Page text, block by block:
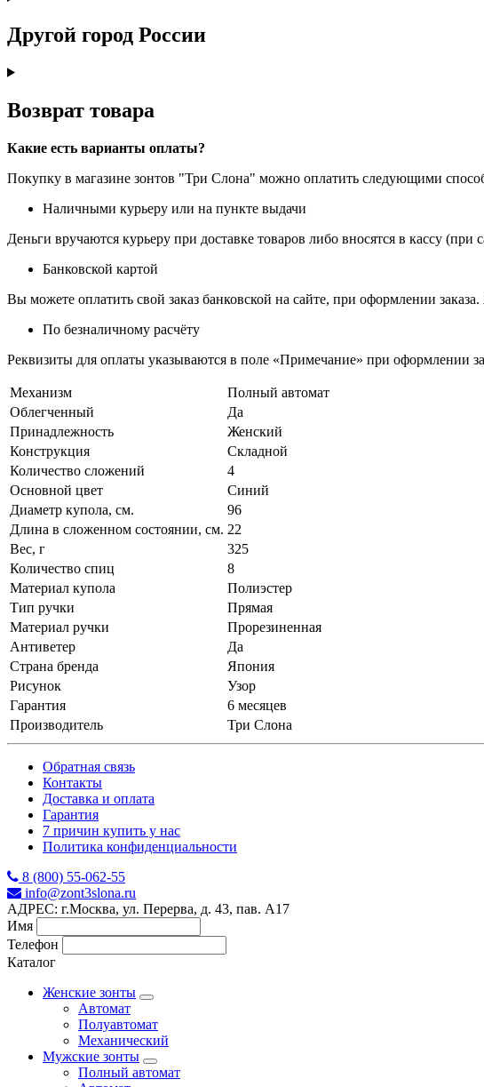
Другой город России
Возврат товара
Какие есть варианты оплаты?
Покупку в магазине зонтов "Три Слона" можно оплатить следующими
Наличными курьеру или на пункте выдачи
Деньги вручаются курьеру при доставке товаров либо вносятся в кассу (при
Банковской картой
Вы можете оплатить свой заказ банковской на сайте, при оформлении
По безналичному расчёту
Реквизиты для оплаты указываются в поле «Примечание» при оформлении
Механизм
Полный автомат
Облегченный
Да
Принадлежность
Женский
Конструкция
Складной
Количество сложений
4
Основной цвет
Синий
Диаметр купола, см.
96
Длина в сложенном состоянии, см. 22
Вес, г
325
Количество спиц
8
Материал купола
Полиэстер
Тип ручки
Прямая
Материал ручки
Прорезиненная
Антиветер
Да
Страна бренда
Япония
Рисунок
Узор
Гарантия
6 месяцев
Производитель
Три Слона
Обратная связь
Контакты
Доставка и оплата
Гарантия
7 причин купить у нас
Политика конфиденциальности
8 (800) 55-062-55
info@zont3slona.ru
АДРЕС: г.Москва, ул. Перерва, д. 43, пав. А17
Имя
Телефон
Каталог
Женские зонты
Автомат
Полуавтомат
Механический
Мужские зонты
Полный автомат